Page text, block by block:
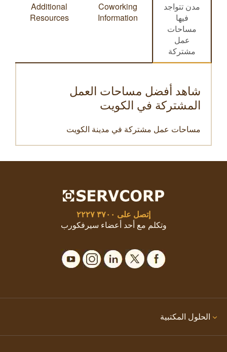
مدن تتواجد
فيها
مساحات
عمل
مشتركة
Coworking
Information
Additional
Resources
شاهد أفضل مساحات العمل
المشتركة في الكويت
مساحات عمل مشتركة في مدينة الكويت
إتصل على ٣٧٠٠ ٢٢٢٧
وتكلم مع أحد أعضاء سيرفكورب
الحلول المكتبية